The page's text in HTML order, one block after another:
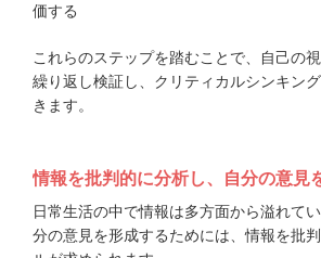
価する
これらのステップを踏むことで、自己の
繰り返し検証し、クリティカルシンキン
きます。
情報を批判的に分析し、自分の意見
日常生活の中で情報は多方面から溢れて
分の意見を形成するためには、情報を批